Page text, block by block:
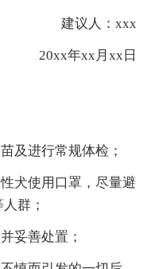
建议人：xxx
20xx年xx月xx日
及进行常规体检；
犬使用口罩，尽量避
群；
妥善处置；